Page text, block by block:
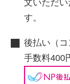
文いただ
す。
後払い（
手数料400